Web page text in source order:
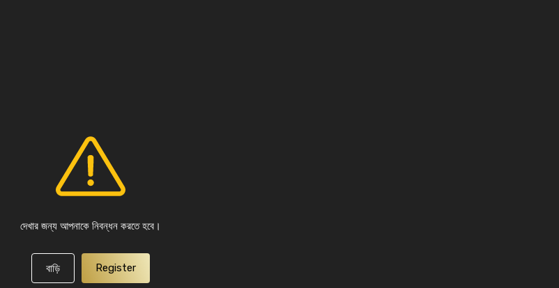
দেখার জন্য আপনাকে নিবন্ধন করতে হবে।
বাড়ি Register